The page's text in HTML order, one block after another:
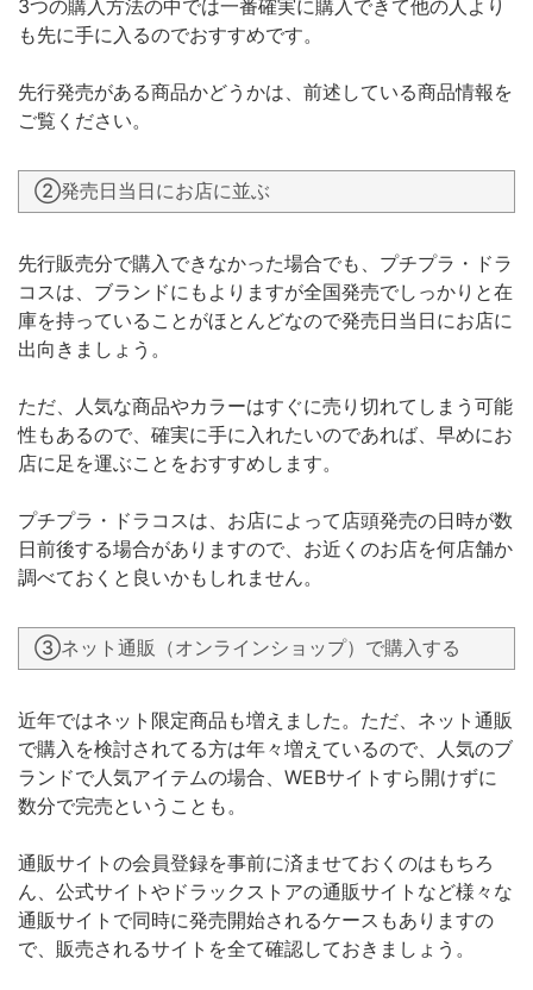
3つの購入方法の中では一番確実に購入できて他の人より
も先に手に入るのでおすすめです。
先行発売がある商品かどうかは、前述している商品情報を
ご覧ください。
②発売日当日にお店に並ぶ
先行販売分で購入できなかった場合でも、プチプラ・ドラ
コスは、ブランドにもよりますが全国発売でしっかりと在
庫を持っていることがほとんどなので発売日当日にお店に
出向きましょう。
ただ、人気な商品やカラーはすぐに売り切れてしまう可能
性もあるので、確実に手に入れたいのであれば、早めにお
店に足を運ぶことをおすすめします。
プチプラ・ドラコスは、お店によって店頭発売の日時が数
日前後する場合がありますので、お近くのお店を何店舗か
調べておくと良いかもしれません。
③ネット通販（オンラインショップ）で購入する
近年ではネット限定商品も増えました。ただ、ネット通販
で購入を検討されてる方は年々増えているので、人気のブ
ランドで人気アイテムの場合、WEBサイトすら開けずに
数分で完売ということも。
通販サイトの会員登録を事前に済ませておくのはもちろ
ん、公式サイトやドラックストアの通販サイトなど様々な
通販サイトで同時に発売開始されるケースもありますの
で、販売されるサイトを全て確認しておきましょう。